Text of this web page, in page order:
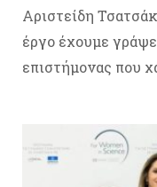
Αριστείδη
έργο έχουμε
επιστήμονας που